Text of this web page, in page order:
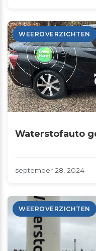
WEEROVERZICHTEN
Waterstofauto
september 28, 2024
WEEROVERZICHTEN